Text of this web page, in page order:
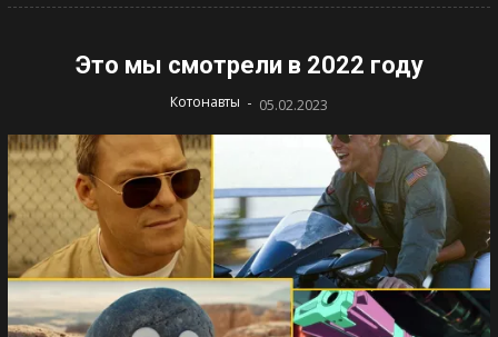
Это мы смотрели в 2022 году
Котонавты - 05.02.2023